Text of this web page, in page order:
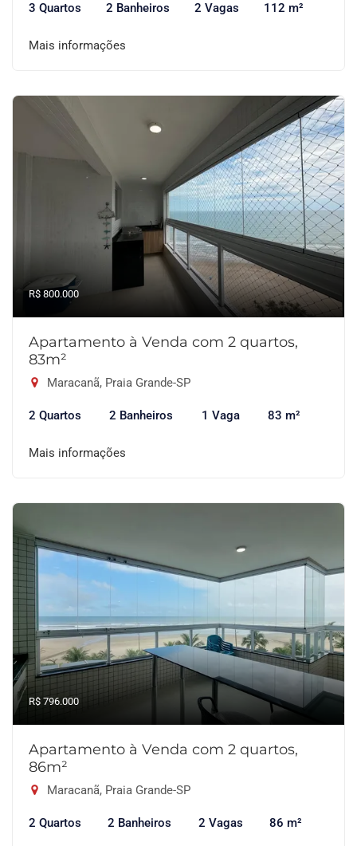
3 Quartos 2 Banheiros 2 Vagas 112 m²
Mais informações
R$ 800.000
Apartamento à Venda com 2 quartos,
83m²
Maracanã, Praia Grande-SP
2 Quartos 2 Banheiros 1 Vaga 83 m²
Mais informações
R$ 796.000
Apartamento à Venda com 2 quartos,
86m²
Maracanã, Praia Grande-SP
2 Quartos 2 Banheiros 2 Vagas 86 m²